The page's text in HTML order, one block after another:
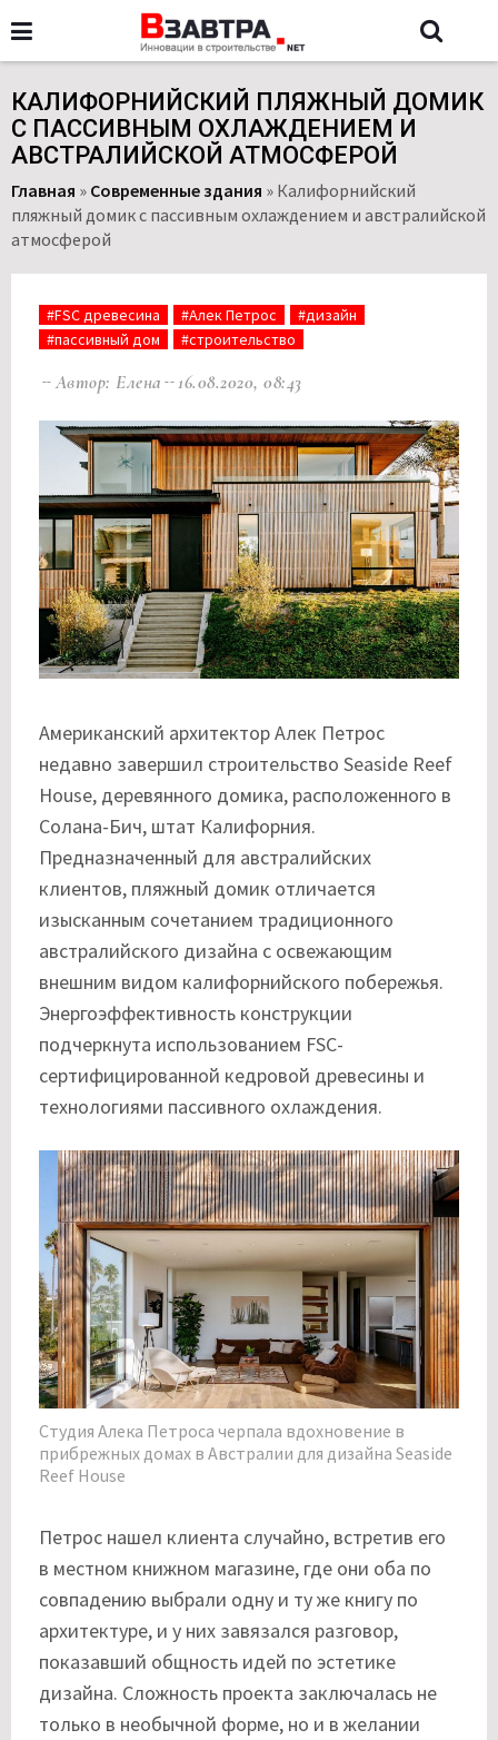
КАЛИФОРНИЙСКИЙ ПЛЯЖНЫЙ ДОМИК
С ПАССИВНЫМ ОХЛАЖДЕНИЕМ И
АВСТРАЛИЙСКОЙ АТМОСФЕРОЙ
Главная » Современные здания » Калифорнийский
пляжный домик с пассивным охлаждением и австралийской
атмосферой
#FSC древесина #Алек Петрос
#дизайн
#пассивный дом
#строительство
Автор: Елена 16.08.2020, 08:43
Американский архитектор Алек Петрос
недавно завершил строительство Seaside Reef
House, деревянного домика, расположенного в
Солана-Бич, штат Калифорния.
Предназначенный для австралийских
клиентов, пляжный домик отличается
изысканным сочетанием традиционного
австралийского дизайна с освежающим
внешним видом калифорнийского побережья.
Энергоэффективность конструкции
подчеркнута использованием FSC-
сертифицированной кедровой древесины и
технологиями пассивного охлаждения.
Студия Алека Петроса черпала вдохновение в
прибрежных домах в Австралии для дизайна Seaside
Reef House
Петрос нашел клиента случайно, встретив его
в местном книжном магазине, где они оба по
совпадению выбрали одну и ту же книгу по
архитектуре, и у них завязался разговор,
показавший общность идей по эстетике
дизайна. Сложность проекта заключалась не
только в необычной форме, но и в желании